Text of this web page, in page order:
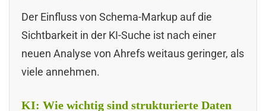
Der Einfluss von Schema-Markup auf die
Sichtbarkeit in der KI-Suche ist nach einer
neuen Analyse von Ahrefs weitaus geringer, als
viele annehmen.
KI: Wie wichtig sind strukturierte Daten